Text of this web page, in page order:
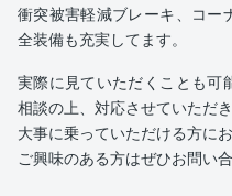
衝突被害軽減ブレーキ、コー
全装備も充実してます。
実際に見ていただくことも可
相談の上、対応させていただき
大事に乗っていただける方に
ご興味のある方はぜひお問い